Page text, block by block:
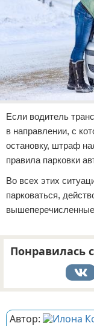
Если водитель
в направлении, с
остановку, штраф
правила парковки
Во всех этих
парковаться,
Понравилась
Автор: